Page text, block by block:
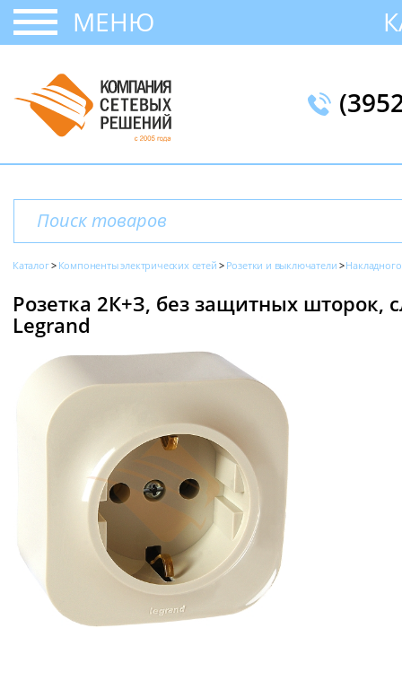
МЕНЮ
Каталог Компоненты электрических сетей Розетки и выключатели
Розетка 2К+З, без защитных шторок,
Legrand